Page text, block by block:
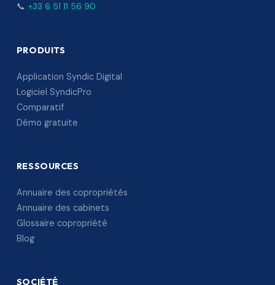
📞 +33 6 51 11 56 90
PRODUITS
Application Syndic Digital
Logiciel SyndicPro
Comparatif
Démo gratuite
RESSOURCES
Annuaire des copropriétés
Annuaire des cabinets
Glossaire copropriété
Blog
SOCIÉTÉ